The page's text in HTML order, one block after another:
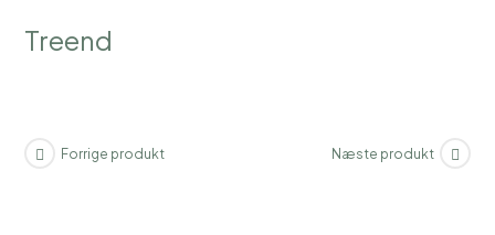
Treend
Forrige produkt Næste produkt